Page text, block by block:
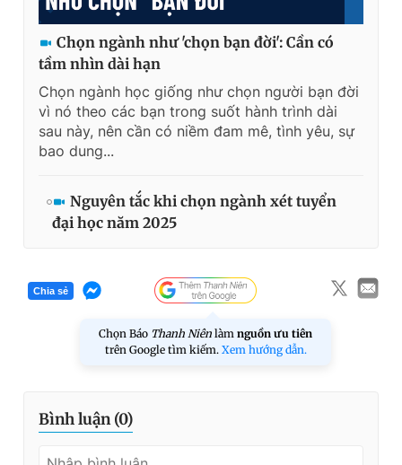
Chọn ngành như 'chọn bạn đời': Cần có
tầm nhìn dài hạn
Chọn ngành học giống như chọn người bạn đời
vì nó theo các bạn trong suốt hành trình dài
sau này, nên cần có niềm đam mê, tình yêu, sự
bao dung...
Nguyên tắc khi chọn ngành xét tuyển
đại học năm 2025
Chia sẻ
Chọn Báo Thanh Niên làm nguồn ưu tiên
trên Google tìm kiếm. Xem hướng dẫn.
Bình luận (0)